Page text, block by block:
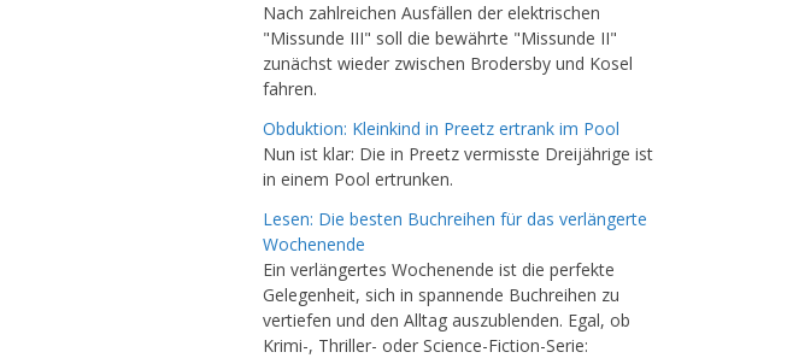
Nach zahlreichen Ausfällen der elektrischen
"Missunde III" soll die bewährte "Missunde II"
zunächst wieder zwischen Brodersby und Kosel
fahren.
Obduktion: Kleinkind in Preetz ertrank im Pool
Nun ist klar: Die in Preetz vermisste Dreijährige ist
in einem Pool ertrunken.
Lesen: Die besten Buchreihen für das verlängerte
Wochenende
Ein verlängertes Wochenende ist die perfekte
Gelegenheit, sich in spannende Buchreihen zu
vertiefen und den Alltag auszublenden. Egal, ob
Krimi-, Thriller- oder Science-Fiction-Serie: